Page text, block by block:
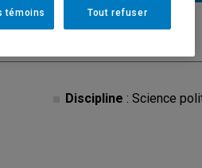
Discipline : Science
Tout refuser
témoins